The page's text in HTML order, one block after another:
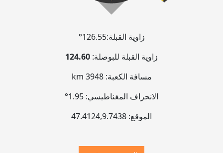
زاوية القبلة:126.55°
زاوية القبلة للبوصلة: 124.60
مسافة الكعبة:3948 km
الانحراف المغناطيسي: 1.95°
الموقع:
47.4124,9.7438